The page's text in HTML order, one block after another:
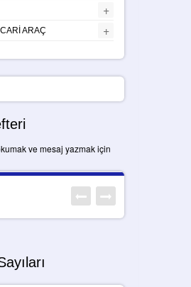
+
ARAÇ +
ve mesaj yazmak için